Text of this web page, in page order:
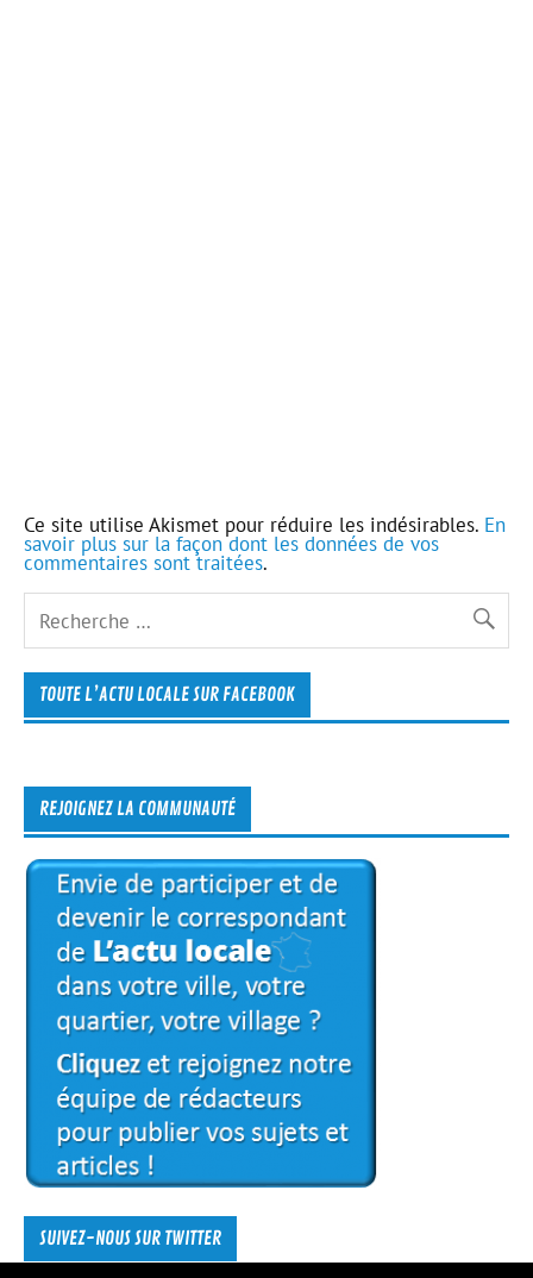
Ce site utilise Akismet pour réduire les indésirables. En
savoir plus sur la façon dont les données de vos
commentaires sont traitées.
TOUTE L’ACTU LOCALE SUR FACEBOOK
REJOIGNEZ LA COMMUNAUTÉ
SUIVEZ-NOUS SUR TWITTER